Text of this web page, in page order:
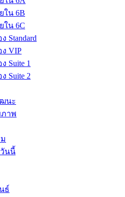
ใน 6B
ใน 6C
Standard
VIP
Suite 1
Suite 2
นะ
ภาพ
นนี้
ธ์